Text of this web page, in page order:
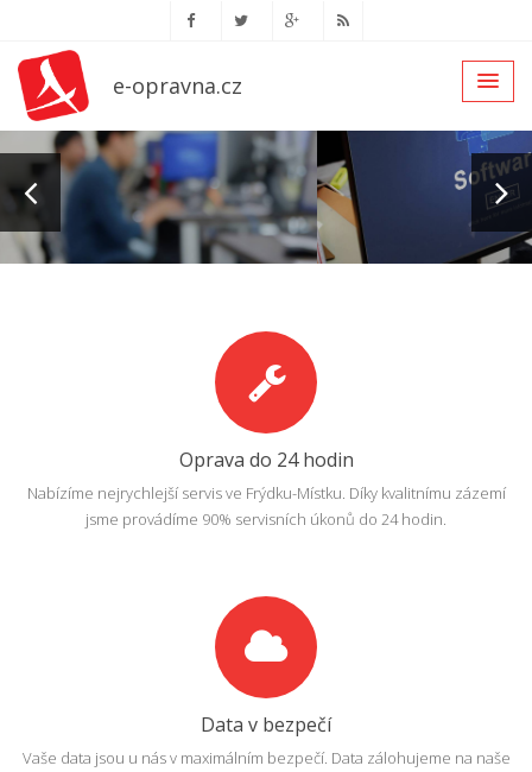
e-opravna.cz
Oprava do 24 hodin
Nabízíme nejrychlejší servis ve Frýdku-Místku. Díky kvalitnímu zázemí
jsme provádíme 90% servisních úkonů do 24 hodin.
Data v bezpečí
Vaše data jsou u nás v maximálním bezpečí. Data zálohujeme na naše